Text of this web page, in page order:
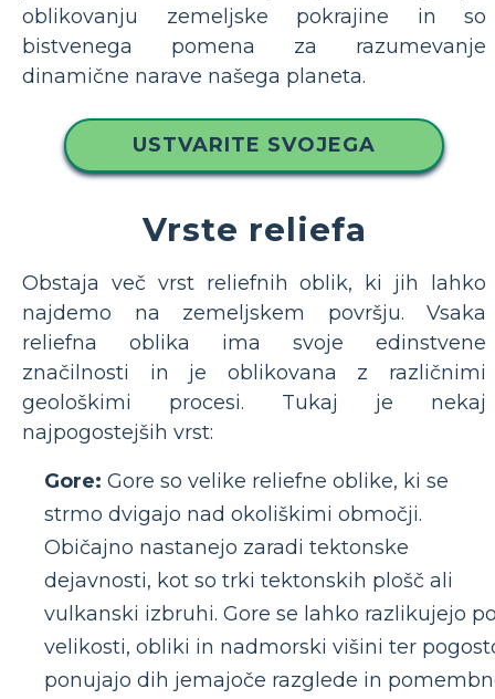
oblikovanju zemeljske pokrajine in so
bistvenega pomena za razumevanje
dinamične narave našega planeta.
USTVARITE SVOJEGA
Vrste reliefa
Obstaja več vrst reliefnih oblik, ki jih lahko
najdemo na zemeljskem površju. Vsaka
reliefna oblika ima svoje edinstvene
značilnosti in je oblikovana z različnimi
geološkimi procesi. Tukaj je nekaj
najpogostejših vrst:
Gore: Gore so velike reliefne oblike, ki se
strmo dvigajo nad okoliškimi območji.
Običajno nastanejo zaradi tektonske
dejavnosti, kot so trki tektonskih plošč ali
vulkanski izbruhi. Gore se lahko razlikujejo
velikosti, obliki in nadmorski višini ter
ponujajo dih jemajoče razglede in